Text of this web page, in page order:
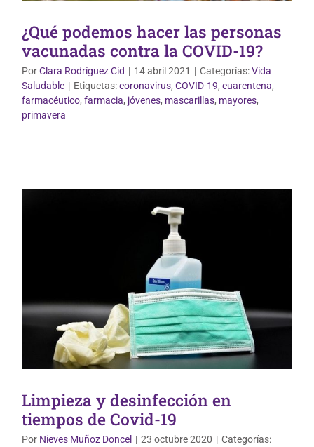
¿Qué podemos hacer las personas
vacunadas contra la COVID-19?
PorClara Rodríguez Cid | 14 abril 2021 | Categorías:Vida
Saludable | Etiquetas:coronavirus, COVID-19, cuarentena,
farmacéutico, farmacia, jóvenes, mascarillas, mayores,
primavera
Limpieza y desinfección en
tiempos de Covid-19
Por Nieves Muñoz Doncel | 23 octubre 2020 | Categorías: